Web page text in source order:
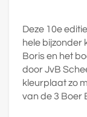
Deze 10e
hele bijzonder
Boris en het
door JvB
kleurplaat zo
van de 3 Boer